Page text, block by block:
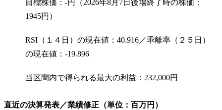
目標株価：-円（2026年8月7日後場終了時の株価：
1945円）
RSI（１４日）の現在値：40.916／乖離率（２５日）
の現在値：-19.896
当区間内で得られる最大の利益：232,000円
直近の決算発表／業績修正（単位：百万円）